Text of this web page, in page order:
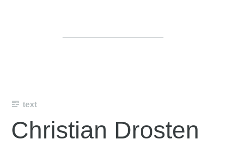
text
Christian Drosten